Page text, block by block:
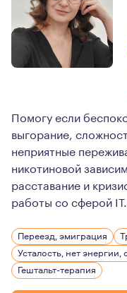
Помогу если
выгорание,
неприятные
никотиновой
расставание и
работы со сферой IT.
Мои клиенты
Для изменений
Буду рада помочь
Переезд, эмиграция
Усталость, нет энергии,
Гештальт-терапия